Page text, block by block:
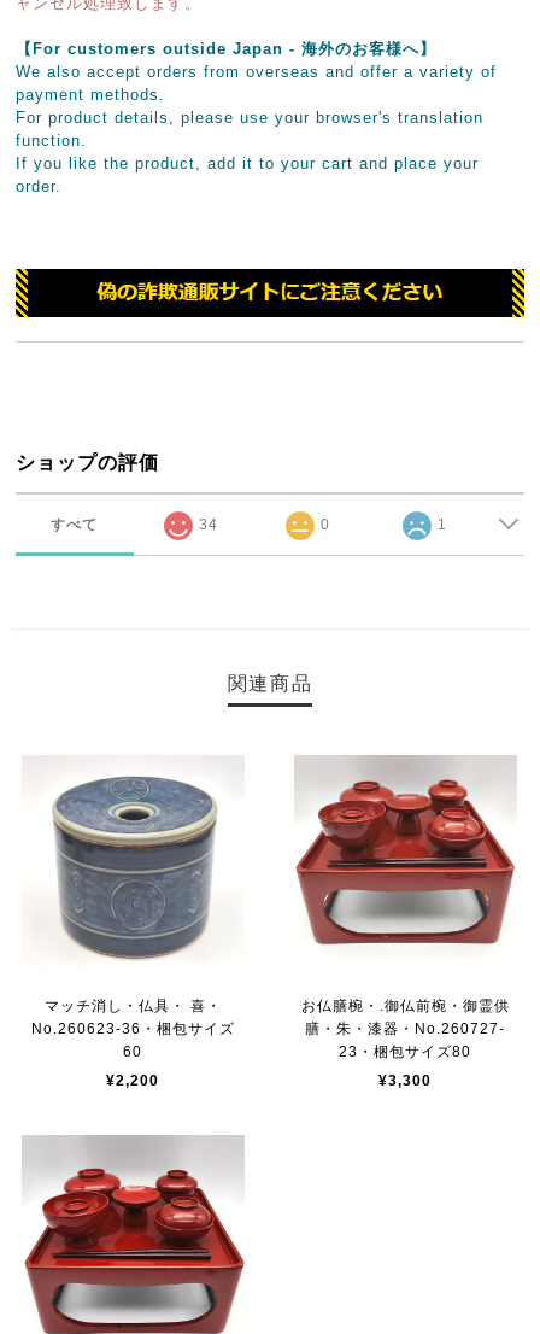
【For customers outside Japan - 海外のお客様へ】
We also accept orders from overseas and offer a variety of
payment methods.
For product details, please use your browser's translation
function.
If you like the product, add it to your cart and place your
order.
ショップの評価
すべて 34 0 1
関連商品
マッチ消し・仏具・ 喜・
No.260623-36・梱包サイズ
60
¥2,200
お仏膳椀・.御仏前椀・御霊供
膳・朱・漆器・No.260727-
23・梱包サイズ80
¥3,300